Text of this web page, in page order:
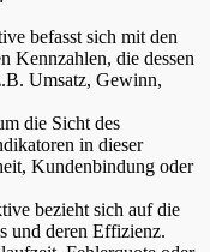
befasst sich mit den
Kennzahlen, die dessen
Umsatz, Gewinn,
die Sicht des
in dieser
Kundenbindung oder
bezieht sich auf die
und deren Effizienz.